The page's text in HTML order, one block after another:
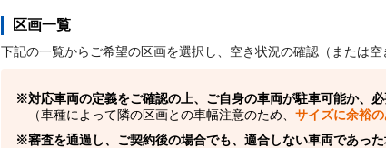
区画一覧
下記の一覧からご希望の区画を選択し、空き状況の確認（または空
対応車両の定義をご確認の上、ご自身の車両が駐車可能か、
（車種によって隣の区画との車幅注意のため、 サイズに余裕
審査を通過し、ご契約後の場合でも、適合しない車両であっ